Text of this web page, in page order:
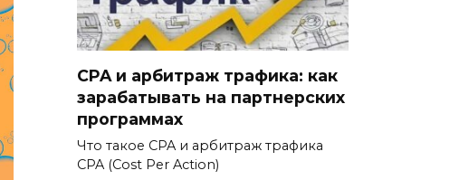
CPA и арбитраж трафика: как
зарабатывать на партнерских
программах
Что такое CPA и арбитраж трафика
CPA (Cost Per Action)